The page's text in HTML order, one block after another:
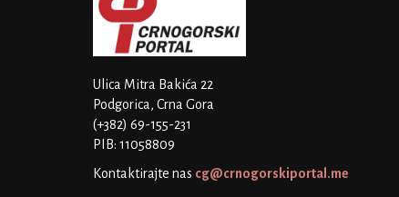
Ulica Mitra Bakića 22
Podgorica, Crna Gora
(+382) 69-155-231
PIB: 11058809
Kontaktirajte nas cg@crnogorskiportal.me